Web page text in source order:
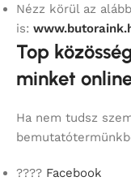
Nézz körül az
is:
Top
minket
Ha nem tudsz
???? Facebook